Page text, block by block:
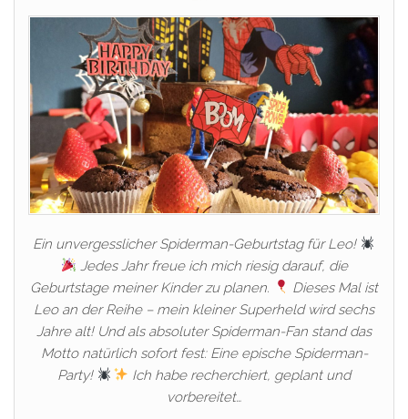
Ein unvergesslicher Spiderman-Geburtstag für Leo!
Jedes Jahr freue ich mich riesig darauf, die
Geburtstage meiner Kinder zu planen.
Dieses Mal ist
Leo an der Reihe – mein kleiner Superheld wird sechs
Jahre alt! Und als absoluter Spiderman-Fan stand das
Motto natürlich sofort fest: Eine epische Spiderman-
Party!
Ich habe recherchiert, geplant und
vorbereitet…